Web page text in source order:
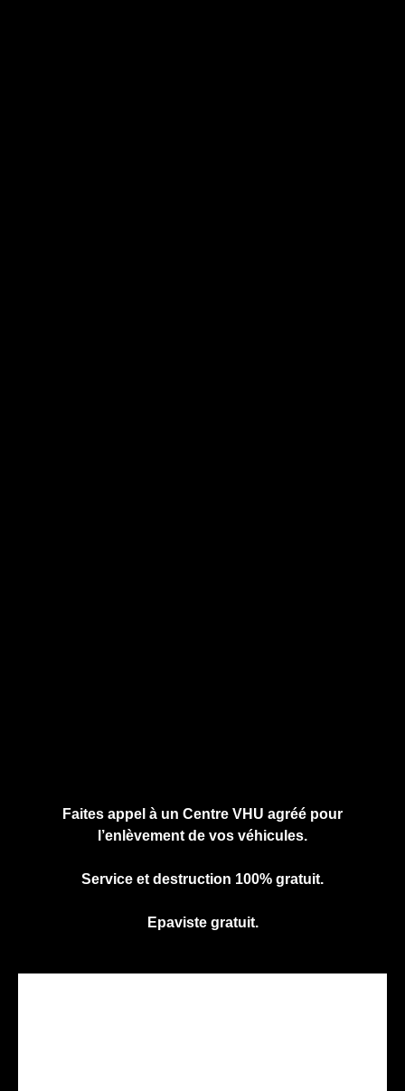
Faites appel à un Centre VHU agréé pour
l’enlèvement de vos véhicules.
Service et destruction 100% gratuit.
Epaviste gratuit.